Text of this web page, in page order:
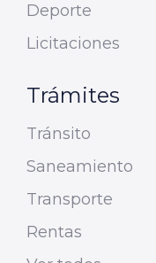
Deporte
Licitaciones
Trámites
Tránsito
Saneamiento
Transporte
Rentas